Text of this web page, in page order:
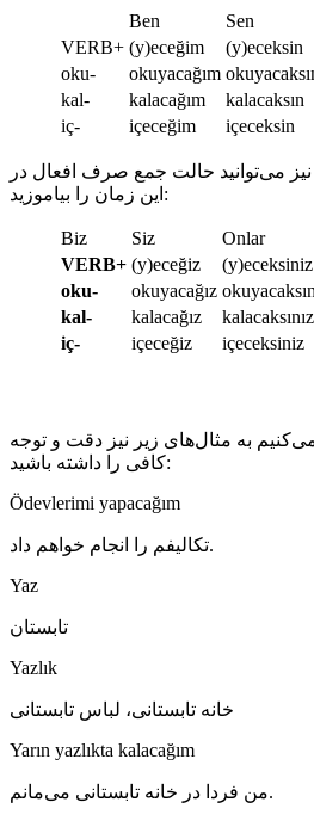
Ben Sen
VERB+ (y)eceğim (y)eceksin
oku-
okuyacağım
kal-
kalacağım kalacaksın
iç-
içeceğim içeceksin
می‌توانید حالت جمع صرف افعال در
این زمان را بیاموزید:
Biz Siz
Onlar
VERB+ (y)eceğiz (y)eceksiniz
oku-
okuyacağız
kal-
kalacağız kalacaksınız
iç-
içeceğiz içeceksiniz
می‌کنیم به مثال‌های زیر نیز دقت و توجه
کافی را داشته باشید:
Ödevlerimi yapacağım
تکالیفم را انجام خواهم داد.
Yaz
تابستان
Yazlık
خانه تابستانی، لباس تابستانی
Yarın yazlıkta kalacağım
من فردا در خانه تابستانی می‌مانم.